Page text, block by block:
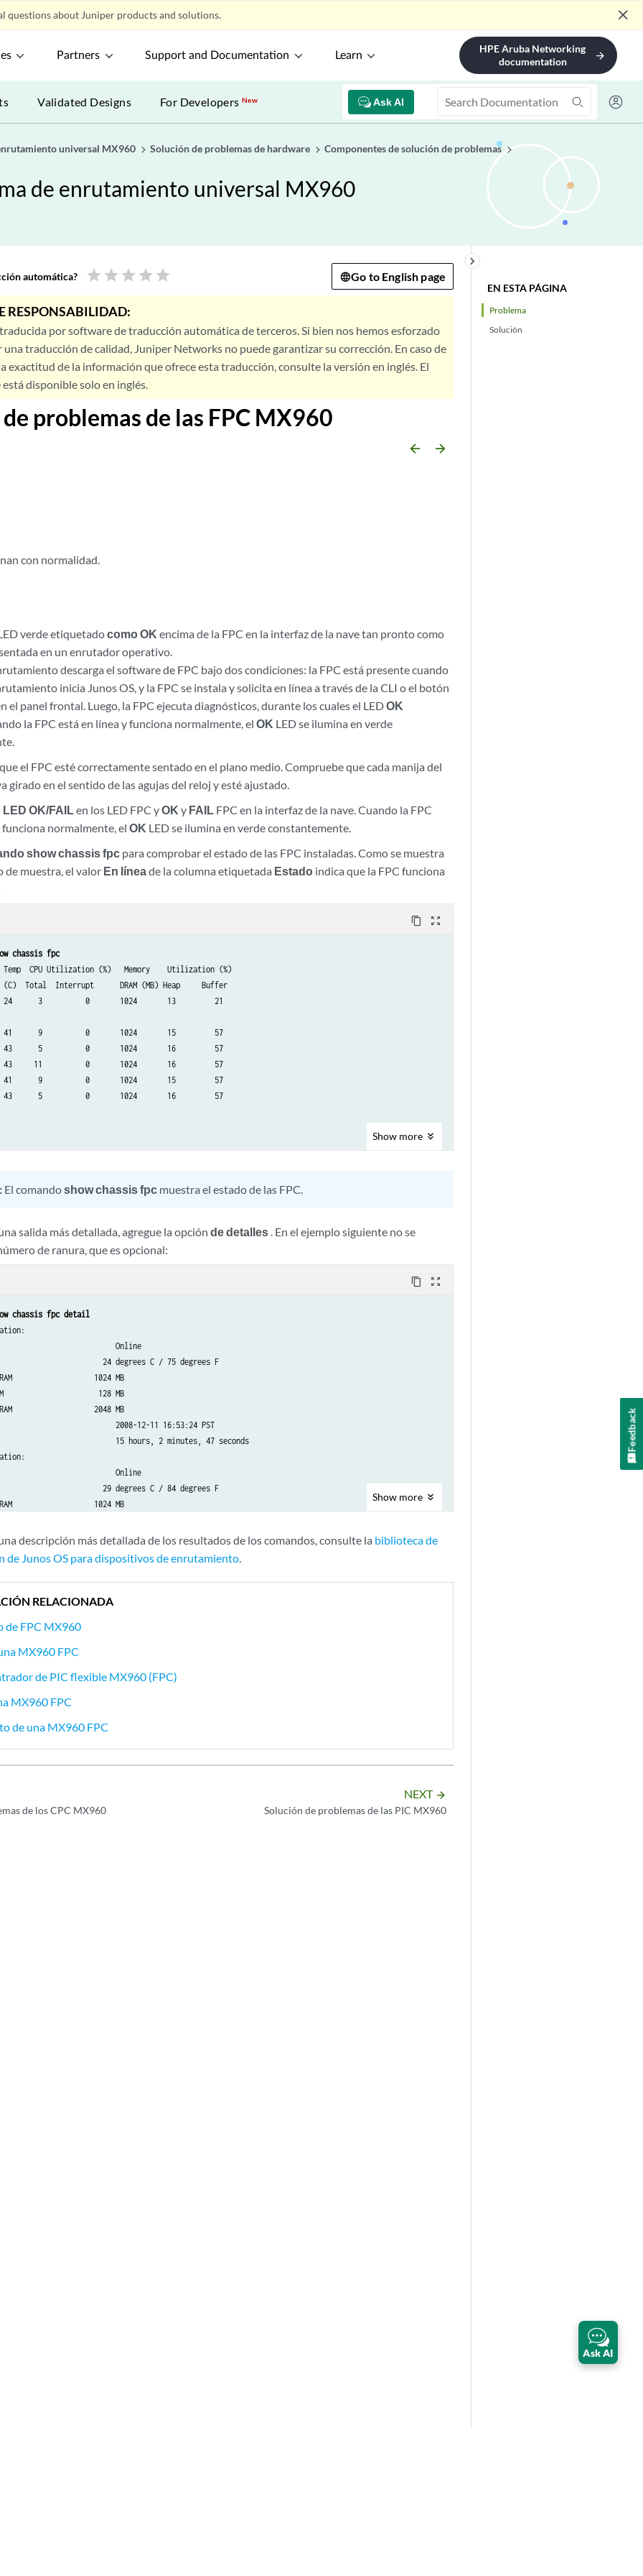
questions about Juniper products and solutions. close
Partners Support and Documentation Learn
HPE Aruba Networking
documentation
arrow_forward
Ask AI
Validated Designs For DevelopersNew
universal MX960 Solución de problemas de hardware Componentes de solución de problemas
de enrutamiento universal MX960
EN ESTA PÁGINA
Problema
Solución
keyboard_arrow_right
automática? star star star star star Go to English page
RESPONSABILIDAD:
por software de traducción automática de terceros. Si bien nos hemos esforzado
traducción de calidad, Juniper Networks no puede garantizar su corrección. En caso de
exactitud de la información que ofrece esta traducción, consulte la versión en inglés. El
está disponible solo en inglés.
problemas de las FPC MX960
arrow_backward arrow_forward
con normalidad.
verde etiquetadocomo OK encima de la FPC en la interfaz de la nave tan pronto como
en un enrutador operativo.
descarga el software de FPC bajo dos condiciones: la FPC está presente cuando
inicia Junos OS, y la FPC se instala y solicita en línea a través de la CLI o el botón
el panel frontal. Luego, la FPC ejecuta diagnósticos, durante los cuales el LEDOK
la FPC está en línea y funciona normalmente, elOK LED se ilumina en verde
el FPC esté correctamente sentado en el plano medio. Compruebe que cada manija del
girado en el sentido de las agujas del reloj y esté ajustado.
LED OK/FAILen los LED FPC yOK y FAIL FPC en la interfaz de la nave. Cuando la FPC
funciona normalmente, elOK LED se ilumina en verde constantemente.
show chassis fpc para comprobar el estado de las FPC instaladas. Como se muestra
de muestra, el valor En líneade la columna etiquetada Estado indica que la FPC funciona
content_copy zoom_out_map
chassis fpc
Temp  CPU Utilization (%)   Memory    Utilization (%)
Total  Interrupt      DRAM (MB) Heap     Buffer
24      3          0       1024       13         21
41      9          0       1024       15         57
43      5          0       1024       16         57
43     11          0       1024       16         57
41      9          0       1024       15         57
43      5          0       1024       16         57
Show more
El comandoshow chassis fpc muestra el estado de las FPC.
salida más detallada, agregue la opciónde detalles . En el ejemplo siguiente no se
de ranura, que es opcional:
content_copy zoom_out_map
chassis fpc detail
Online
24 degrees C / 75 degrees F
1024 MB
128 MB
2048 MB
2008-12-11 16:53:24 PST
15 hours, 2 minutes, 47 seconds
Online
29 degrees C / 84 degrees F
1024 MB
4096 MB
15 hours, 2 minutes, 53 seconds
Online
1024 MB
256 MB
2008-12-11 16:53:18 PST
Online
4096 MB
2008-12-11 16:53:18 PST
Show more
descripción más detallada de los resultados de los comandos, consulte la biblioteca de
de Junos OS para dispositivos de enrutamiento.
RELACIONADA
de FPC MX960
MX960 FPC
de PIC flexible MX960 (FPC)
MX960 FPC
de una MX960 FPC
de los CPC MX960
NEXT arrow_forward
Solución de problemas de las PIC MX960
Ask AI
Feedback